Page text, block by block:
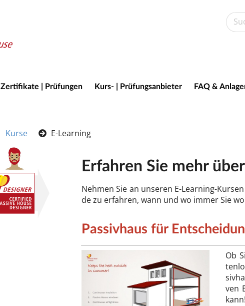
Zertifikate | Prüfungen Kurs- | Prüfungsanbieter FAQ &
Kurse E-Learning
Er­fah­ren Sie mehr
Neh­men Sie an un­se­ren E-Le­ar­ning-
de zu er­fah­ren, wann und wo im­mer Sie
Pass­ivhaus für
Ob
ven
kann!